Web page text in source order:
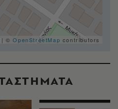
| ©OpenStreetMap contributors